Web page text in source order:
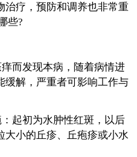
治疗，预防和调养也非常重
些?
而发现本病，随着病情进
缓解，严重者可影响工作与
起初为水肿性红斑，以后
大小的丘疹、丘疱疹或小水